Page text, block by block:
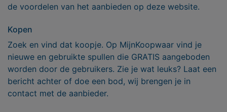
de voordelen van het aanbieden op deze website.
Kopen
Zoek en vind dat koopje. Op MijnKoopwaar vind je
nieuwe en gebruikte spullen die GRATIS aangeboden
worden door de gebruikers. Zie je wat leuks? Laat een
bericht achter of doe een bod, wij brengen je in
contact met de aanbieder.